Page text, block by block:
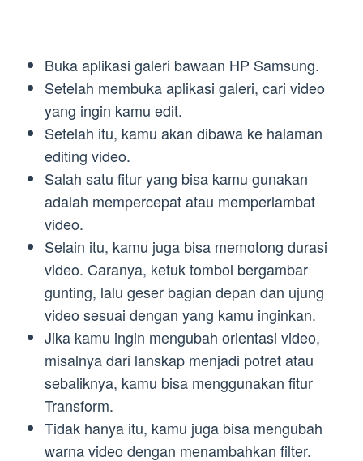
Buka aplikasi galeri bawaan HP Samsung.
Setelah membuka aplikasi galeri, cari video
yang ingin kamu edit.
Setelah itu, kamu akan dibawa ke halaman
editing video.
Salah satu fitur yang bisa kamu gunakan
adalah mempercepat atau memperlambat
video.
Selain itu, kamu juga bisa memotong durasi
video. Caranya, ketuk tombol bergambar
gunting, lalu geser bagian depan dan ujung
video sesuai dengan yang kamu inginkan.
Jika kamu ingin mengubah orientasi video,
misalnya dari lanskap menjadi potret atau
sebaliknya, kamu bisa menggunakan fitur
Transform.
Tidak hanya itu, kamu juga bisa mengubah
warna video dengan menambahkan filter.